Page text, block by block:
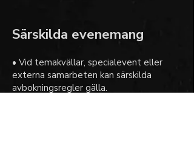
Särskilda evenemang
• Vid temakvällar, specialevent eller
externa samarbeten kan särskilda
avbokningsregler gälla.